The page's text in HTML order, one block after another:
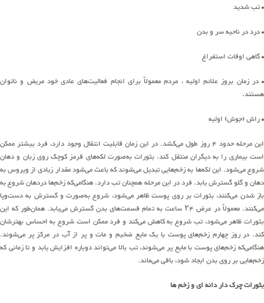
• تب شدید
• درد در ناحیه سر و بدن
• گاهی اوقات استفراغ
• در زمان بروز علائم اولیه ، مردم معمولاً برای انجام فعالیت‌های عادی خود مریض و ناتوان
هستند.
• راش (جوش) اولیه
این مرحله حدود ۴ روز طول می‌کشد. در این زمان قابلیت انتقال وجود دارد، فرد بیشتر ممکن
است بیماری را به دیگران منتقل کند. بثورات به‌صورت لکه‌های قرمز کوچک روی زبان و دهان
شروع می‌شود. این لکه‌ها به زخم‌هایی تبدیل می‌شوند که باعث می‌شود مقدار زیادی از ویروس به
دهان و گلو گسترش یابد. فرد در این مرحله همچنان تب دارد. هنگامی‌که زخم‌ها دردهان شروع به
باز شدن می‌کنند، بثورات بر روی پوست ظاهر می‌شود، شروع به‌صورت و گسترش به دست‌وپا
می‌کنند. معمولاً در عرض ۲۴ ساعت به تمام قسمت‌های بدن گسترش می‌یابد. همان‌طور که این
بثورات ظاهر می‌شود، تب شروع به کاهش می‌کند و فرد ممکن است شروع به احساس بهترشان
کند. در روز چهارم زخم‌های پوست با یک مایع ضخیم و مات و پر از آب در مرکز پر می‌شوند.
هنگامی‌که زخم‌های پوست با مایع پر می‌شوند، تب بالا می‌تواند دوباره افزایش یابد و تا زمانی که
زخم‌هایی بر روی بدن ایجاد شود، باقی می‌ماند.
بثورات چرک دار دانه ای و زخم ها